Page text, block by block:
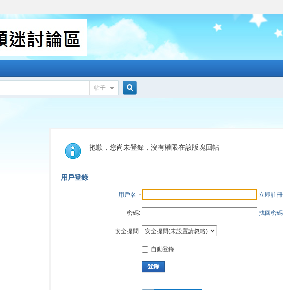
帖子
索
抱歉，您尚未登錄，沒有權限在該版塊回帖
用戶登錄
用戶名 立即註冊
密碼: 找回密碼
安全提問:
自動登錄
登錄